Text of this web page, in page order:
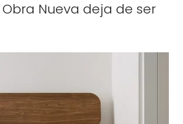
Nueva deja de ser